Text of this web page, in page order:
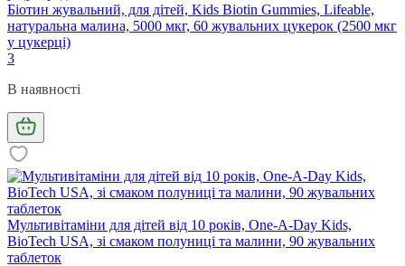
Біотин жувальний, для дітей, Kids Biotin Gummies, Lifeable,
натуральна малина, 5000 мкг, 60 жувальних цукерок (2500 мкг
у цукерці)
3
В наявності
Мультивітаміни для дітей від 10 років, One-A-Day Kids,
BioTech USA, зі смаком полуниці та малини, 90 жувальних
таблеток